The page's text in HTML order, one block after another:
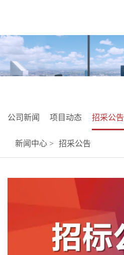
公司新闻 项目动态 招采公告
新闻中心 > 招采公告